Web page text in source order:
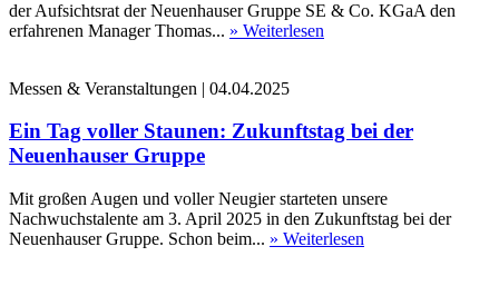
der Aufsichtsrat der Neuenhauser Gruppe SE & Co. KGaA den
erfahrenen Manager Thomas... » Weiterlesen
Messen & Veranstaltungen | 04.04.2025
Ein Tag voller Staunen: Zukunftstag bei der
Neuenhauser Gruppe
Mit großen Augen und voller Neugier starteten unsere
Nachwuchstalente am 3. April 2025 in den Zukunftstag bei der
Neuenhauser Gruppe. Schon beim... » Weiterlesen